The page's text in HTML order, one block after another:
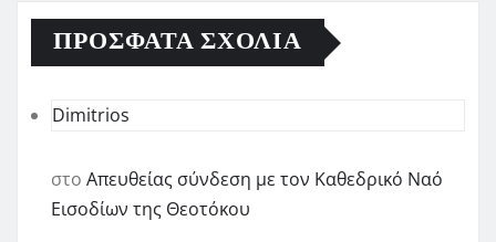
ΠΡΌΣΦΑΤΑ ΣΧΌΛΙΑ
Dimitrios
στο Απευθείας σύνδεση με τον Καθεδρικό Ναό
Εισοδίων της Θεοτόκου